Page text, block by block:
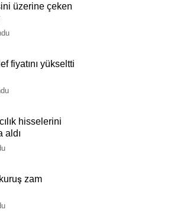
üzerine çeken
fiyatını yükseltti
hisselerini
aldı
zam